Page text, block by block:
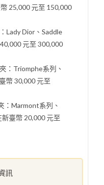
訊
25,000 元至 150,000
Lady Dior、Saddle
元至 300,000
：Triomphe系列、
幣 30,000 元至
：Marmont系列、
臺幣 20,000 元至